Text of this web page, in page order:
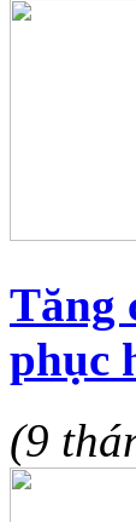
Tăng
phục
(9